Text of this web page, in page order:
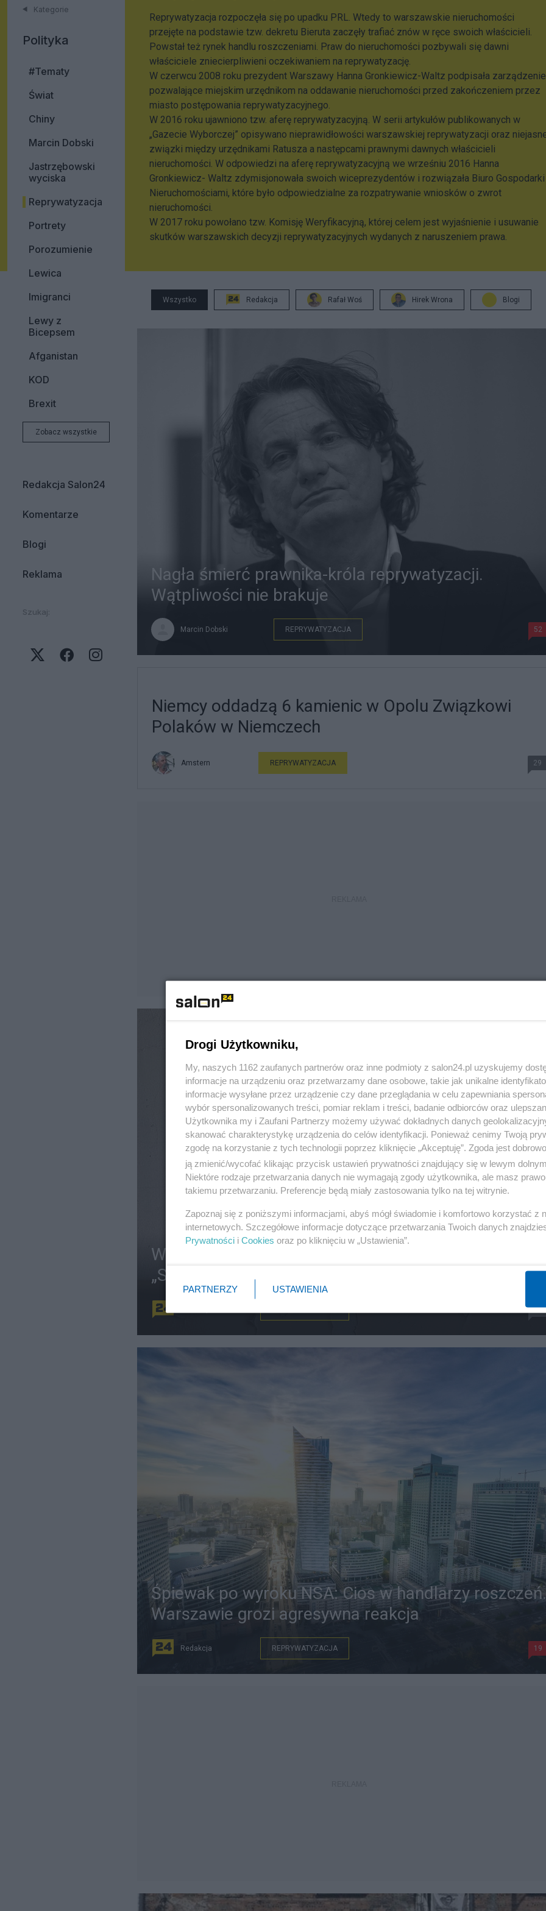
Kategorie
Polityka
#Tematy
Świat
Chiny
Marcin Dobski
Jastrzębowski
wyciska
Reprywatyzacja
Portrety
Porozumienie
Lewica
Imigranci
Lewy z
Bicepsem
Afganistan
KOD
Brexit
Zobacz wszystkie
Redakcja Salon24
Komentarze
Blogi
Reklama
Szukaj:
Reprywatyzacja rozpoczęła się po upadku PRL. Wtedy to warszawskie nieruchomości
przejęte na podstawie tzw. dekretu Bieruta zaczęły trafiać znów w ręce swoich właścicieli.
Powstał też rynek handlu roszczeniami. Praw do nieruchomości pozbywali się dawni
właściciele zniecierpliwieni oczekiwaniem na reprywatyzację.
W czerwcu 2008 roku prezydent Warszawy Hanna Gronkiewicz-Waltz podpisała zarządzenie
pozwalające miejskim urzędnikom na oddawanie nieruchomości przed zakończeniem przez
miasto postępowania reprywatyzacyjnego.
W 2016 roku ujawniono tzw. aferę reprywatyzacyjną. W serii artykułów publikowanych w
„Gazecie Wyborczej” opisywano nieprawidłowości warszawskiej reprywatyzacji oraz
związki między urzędnikami Ratusza a następcami prawnymi dawnych właścicieli
nieruchomości. W odpowiedzi na aferę reprywatyzacyjną we wrześniu 2016 Hanna
Gronkiewicz- Waltz zdymisjonowała swoich wiceprezydentów i rozwiązała Biuro Gospodarki
Nieruchomościami, które było odpowiedzialne za rozpatrywanie wniosków o zwrot
nieruchomości.
W 2017 roku powołano tzw. Komisję Weryfikacyjną, której celem jest wyjaśnienie i usuwanie
skutków warszawskich decyzji reprywatyzacyjnych wydanych z naruszeniem prawa.
Wszystko Redakcja Rafał Woś Hirek Wrona Blogi
Nagła śmierć prawnika-króla reprywatyzacji.
Wątpliwości nie brakuje
Marcin Dobski REPRYWATYZACJA 52
Niemcy oddadzą 6 kamienic w Opolu Związkowi
Polaków w Niemczech
Amstern REPRYWATYZACJA 29
Wciąż nie odnaleźli zabójców Jolanty Brzeskiej.
„Struktury państwa całkowicie zgniłe”
26
Śpiewak po wyroku NSA: Cios w handlarzy roszczeń.
Warszawie grozi agresywna reakcja
Redakcja REPRYWATYZACJA 19
Drogi Użytkowniku,
My, naszych 1162 zaufanych partnerów oraz inne podmioty z salon24.pl uzyskujemy
informacje na urządzeniu oraz przetwarzamy dane osobowe, takie jak unikalne
informacje wysyłane przez urządzenie czy dane przeglądania w celu zapewniania
wybór spersonalizowanych treści, pomiar reklam i treści, badanie odbiorców oraz
Użytkownika my i Zaufani Partnerzy możemy używać dokładnych danych
skanować charakterystykę urządzenia do celów identyfikacji. Ponieważ cenimy Twoją
zgodę na korzystanie z tych technologii poprzez kliknięcie „Akceptuję”. Zgoda jest
ją zmienić/wycofać klikając przycisk ustawień prywatności znajdujący się w lewym
Niektóre rodzaje przetwarzania danych nie wymagają zgody użytkownika, ale masz
takiemu przetwarzaniu. Preferencje będą miały zastosowania tylko na tej witrynie.
Zapoznaj się z poniższymi informacjami, abyś mógł świadomie i komfortowo korzystać z
internetowych. Szczegółowe informacje dotyczące przetwarzania Twoich danych
Prywatności i Cookies oraz po kliknięciu w „Ustawienia”.
PARTNERZY USTAWIENIA